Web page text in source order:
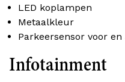
LED koplampen
Metaalkleur
Parkeersensor voor
Infotainment